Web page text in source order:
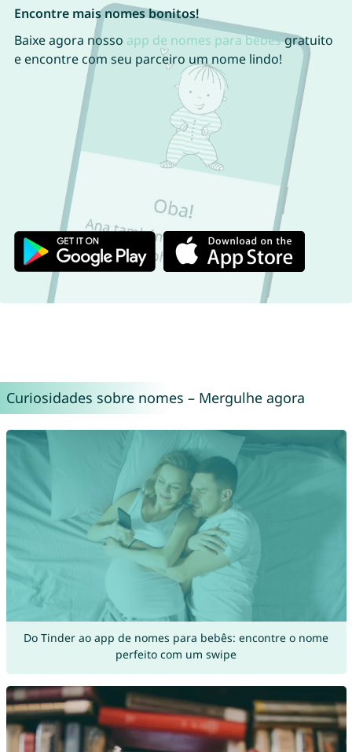
Encontre mais nomes bonitos!
Baixe agora nosso app de nomes para bebêsgratuito
e encontre com seu parceiro um nome lindo!
Curiosidades sobre nomes – Mergulhe agora
Do Tinder ao app de nomes para bebês: encontre o nome
perfeito com um swipe